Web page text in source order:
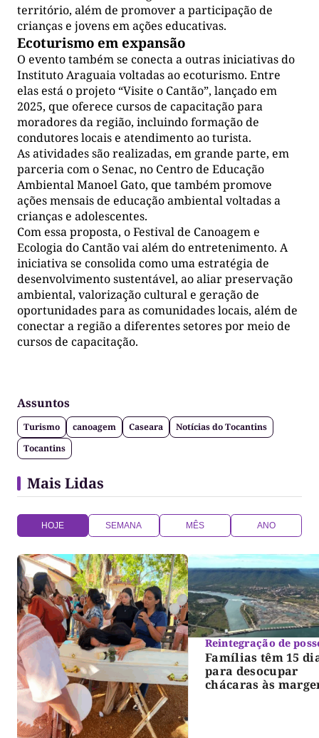
território, além de promover a participação de
crianças e jovens em ações educativas.
Ecoturismo em expansão
O evento também se conecta a outras iniciativas do
Instituto Araguaia voltadas ao ecoturismo. Entre
elas está o projeto “Visite o Cantão”, lançado em
2025, que oferece cursos de capacitação para
moradores da região, incluindo formação de
condutores locais e atendimento ao turista.
As atividades são realizadas, em grande parte, em
parceria com o Senac, no Centro de Educação
Ambiental Manoel Gato, que também promove
ações mensais de educação ambiental voltadas a
crianças e adolescentes.
Com essa proposta, o Festival de Canoagem e
Ecologia do Cantão vai além do entretenimento. A
iniciativa se consolida como uma estratégia de
desenvolvimento sustentável, ao aliar preservação
ambiental, valorização cultural e geração de
oportunidades para as comunidades locais, além de
conectar a região a diferentes setores por meio de
cursos de capacitação.
Assuntos
Turismo canoagem Caseara
Notícias do Tocantins
Tocantins
Mais Lidas
HOJE SEMANA MÊS ANO
Reintegração de
Famílias têm 15
para desocupar
chácaras às